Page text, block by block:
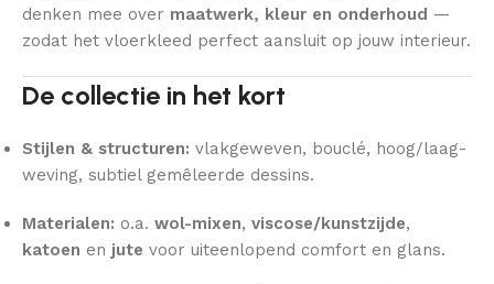
denken mee over maatwerk, kleur en onderhoud —
zodat het vloerkleed perfect aansluit op jouw interieur.
De collectie in het kort
Stijlen & structuren: vlakgeweven, bouclé, hoog/laag-
weving, subtiel gemêleerde dessins.
Materialen: o.a. wol-mixen, viscose/kunstzijde,
katoen en jute voor uiteenlopend comfort en glans.